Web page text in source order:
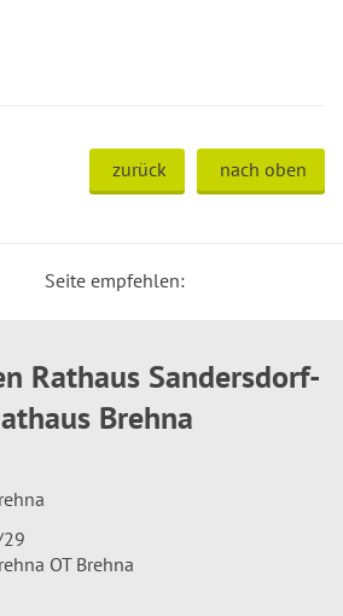
zurück nach oben
Seite empfehlen:
Rathaus Sandersdorf-
Brehna
OT Brehna